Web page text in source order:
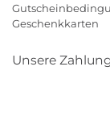
Geschenkkarten
Unsere